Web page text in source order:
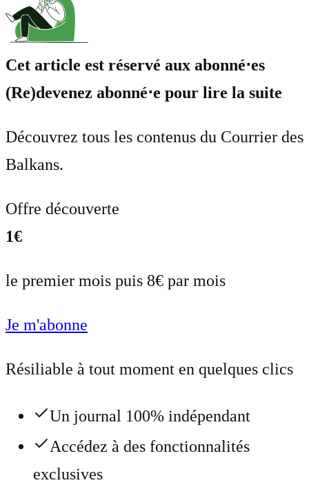
Cet article est réservé aux abonné⋅es
(Re)devenez abonné⋅e pour lire la suite
Découvrez tous les contenus du Courrier des
Balkans.
Offre découverte
1€
le premier mois puis 8€ par mois
Je m'abonne
Résiliable à tout moment en quelques clics
Un journal 100% indépendant
Accédez à des fonctionnalités
exclusives